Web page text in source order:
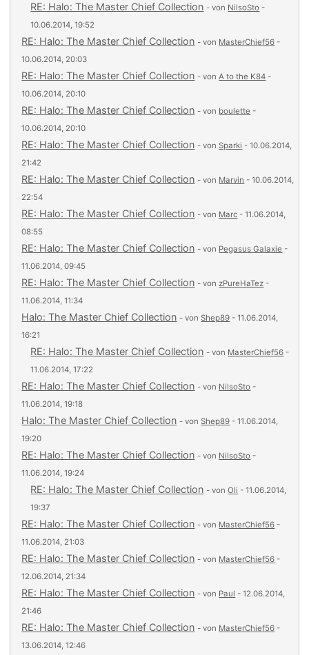
RE: Halo: The Master Chief Collection - von NilsoSto -
10.06.2014, 19:52
RE: Halo: The Master Chief Collection - von MasterChief56 -
10.06.2014, 20:03
RE: Halo: The Master Chief Collection - vonA to the K84 -
10.06.2014, 20:10
RE: Halo: The Master Chief Collection - von boulette -
10.06.2014, 20:10
RE: Halo: The Master Chief Collection - vonSparki - 10.06.2014,
21:42
RE: Halo: The Master Chief Collection - von Marvin - 10.06.2014,
22:54
RE: Halo: The Master Chief Collection - von Marc - 11.06.2014,
08:55
RE: Halo: The Master Chief Collection - von Pegasus Galaxie -
11.06.2014, 09:45
RE: Halo: The Master Chief Collection - vonzPureHaTez -
11.06.2014, 11:34
Halo: The Master Chief Collection - vonShep89 - 11.06.2014,
16:21
RE: Halo: The Master Chief Collection - von MasterChief56 -
11.06.2014, 17:22
RE: Halo: The Master Chief Collection - von NilsoSto -
11.06.2014, 19:18
Halo: The Master Chief Collection - vonShep89 - 11.06.2014,
19:20
RE: Halo: The Master Chief Collection - von NilsoSto -
11.06.2014, 19:24
RE: Halo: The Master Chief Collection - vonOli - 11.06.2014,
19:37
RE: Halo: The Master Chief Collection - von MasterChief56 -
11.06.2014, 21:03
RE: Halo: The Master Chief Collection - von MasterChief56 -
12.06.2014, 21:34
RE: Halo: The Master Chief Collection - von Paul - 12.06.2014,
21:46
RE: Halo: The Master Chief Collection - von MasterChief56 -
13.06.2014, 12:46